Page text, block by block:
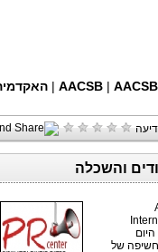
AACSB|
|
והשכלה
חשיפה של